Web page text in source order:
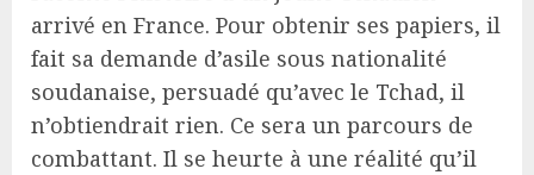
arrivé en France. Pour obtenir ses papiers, il
fait sa demande d’asile sous nationalité
soudanaise, persuadé qu’avec le Tchad, il
n’obtiendrait rien. Ce sera un parcours de
combattant. Il se heurte à une réalité qu’il